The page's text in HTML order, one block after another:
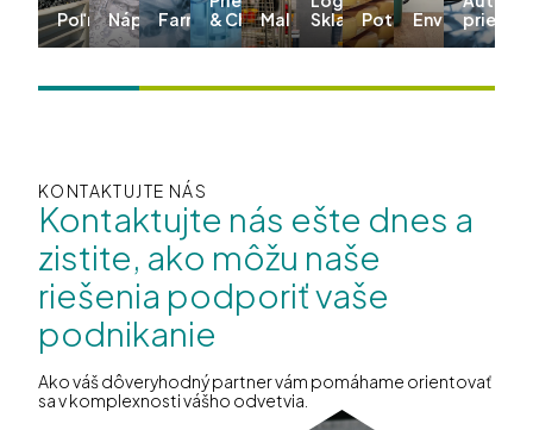
Poľnohospodárstvo
NápojeFarmácia& ChémiaMaloobchod
Skladovanie
Potraviny
KONTAKTUJTE NÁS
Kontaktujte nás ešte dnes a
zistite, ako môžu naše
riešenia podporiť vaše
podnikanie
Ako váš dôveryhodný partner vám pomáhame orientovať
sa v komplexnosti vášho odvetvia.